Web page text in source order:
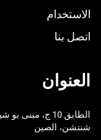
الاستخدام
اتصل بنا
العنوان
شنتشن، الصين